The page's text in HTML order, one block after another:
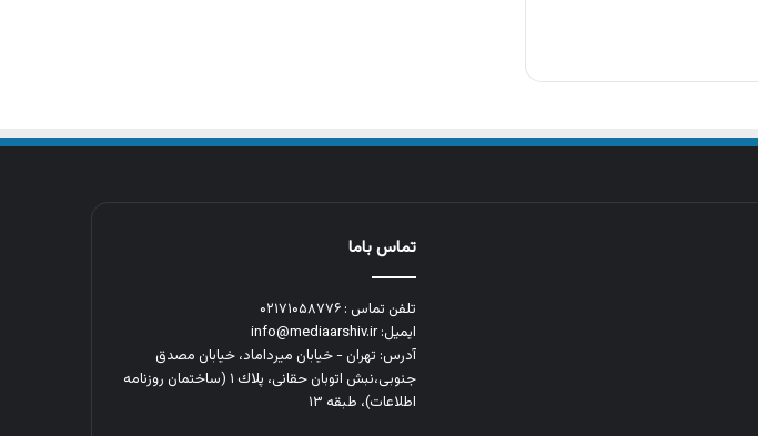
تماس باما
تلفن تماس : ۰۲۱۷۱۰۵۸۷۷۶
ایمیل: info@mediaarshiv.ir
آدرس: تهران - خیابان میرداماد، خیابان مصدق
جنوبی،نبش اتوبان حقانی، پلاك ١ (ساختمان روزنامه
اطلاعات)، طبقه ۱۳